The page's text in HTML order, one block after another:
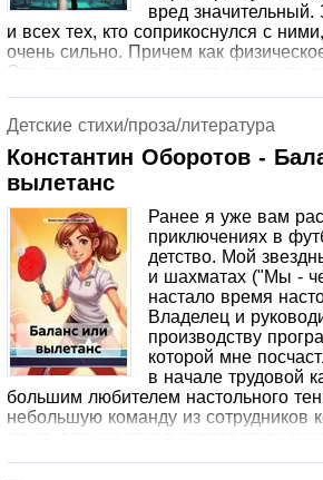
вред значительный.
и всех тех, кто соприкоснулся с
очень сильно. Причем как
Это произведение может заставить
очень серьезные. Берегите
не получилось с детства.
Детские стихи/проза/литература
Константин Оборотов -
вылетанс
Ранее я уже вам
приключениях в
детство. Мой
и шахматах ("Мы -
настало время
Владелец и
производству
которой мне
в начале трудовой
большим любителем настольного
небольшую команду из сотрудников